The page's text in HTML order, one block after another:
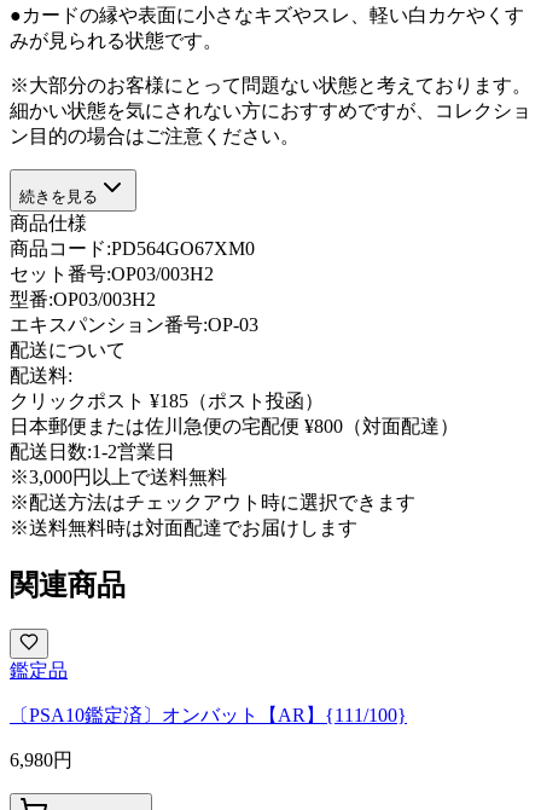
●カードの縁や表面に小さなキズやスレ、軽い白カケやくす
みが見られる状態です。
※大部分のお客様にとって問題ない状態と考えております。
細かい状態を気にされない方におすすめですが、コレクショ
ン目的の場合はご注意ください。
続きを見る
商品仕様
商品コード:PD564GO67XM0
セット番号:OP03/003H2
型番:OP03/003H2
エキスパンション番号:OP-03
配送について
配送料:
クリックポスト ¥185（ポスト投函）
日本郵便または佐川急便の宅配便 ¥800（対面配達）
配送日数:1-2営業日
※3,000円以上で送料無料
※配送方法はチェックアウト時に選択できます
※送料無料時は対面配達でお届けします
関連商品
鑑定品
〔PSA10鑑定済〕オンバット【AR】{111/100}
6,980円